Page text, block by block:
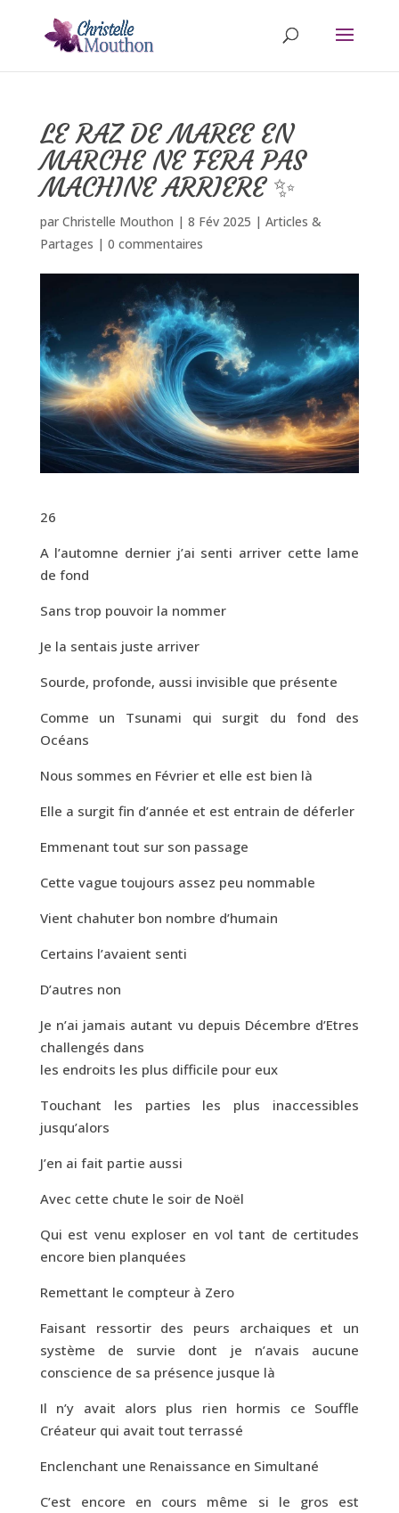
LE RAZ DE MAREE EN
MARCHE NE FERA PAS
MACHINE ARRIERE ✨
par Christelle Mouthon | 8 Fév 2025 | Articles &
Partages | 0 commentaires
26
A l’automne dernier j’ai senti arriver cette lame
de fond
Sans trop pouvoir la nommer
Je la sentais juste arriver
Sourde, profonde, aussi invisible que présente
Comme un Tsunami qui surgit du fond des
Océans
Nous sommes en Février et elle est bien là
Elle a surgit fin d’année et est entrain de déferler
Emmenant tout sur son passage
Cette vague toujours assez peu nommable
Vient chahuter bon nombre d’humain
Certains l’avaient senti
D’autres non
Je n’ai jamais autant vu depuis Décembre d’Etres
challengés dans
les endroits les plus difficile pour eux
Touchant les parties les plus inaccessibles
jusqu’alors
J’en ai fait partie aussi
Avec cette chute le soir de Noël
Qui est venu exploser en vol tant de certitudes
encore bien planquées
Remettant le compteur à Zero
Faisant ressortir des peurs archaiques et un
système de survie dont je n’avais aucune
conscience de sa présence jusque là
Il n’y avait alors plus rien hormis ce Souffle
Créateur qui avait tout terrassé
Enclenchant une Renaissance en Simultané
C’est encore en cours même si le gros est